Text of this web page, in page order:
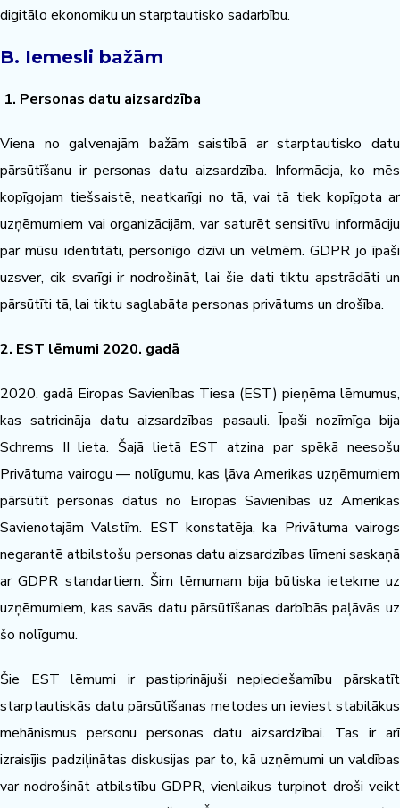
digitālo ekonomiku un starptautisko sadarbību.
B. Iemesli bažām
1. Personas datu aizsardzība
Viena no galvenajām bažām saistībā ar starptautisko datu
pārsūtīšanu ir personas datu aizsardzība. Informācija, ko mēs
kopīgojam tiešsaistē, neatkarīgi no tā, vai tā tiek kopīgota ar
uzņēmumiem vai organizācijām, var saturēt sensitīvu informāciju
par mūsu identitāti, personīgo dzīvi un vēlmēm. GDPR jo īpaši
uzsver, cik svarīgi ir nodrošināt, lai šie dati tiktu apstrādāti un
pārsūtīti tā, lai tiktu saglabāta personas privātums un drošība.
2. EST lēmumi 2020. gadā
2020. gadā Eiropas Savienības Tiesa (EST) pieņēma lēmumus,
kas satricināja datu aizsardzības pasauli. Īpaši nozīmīga bija
Schrems II lieta. Šajā lietā EST atzina par spēkā neesošu
Privātuma vairogu — nolīgumu, kas ļāva Amerikas uzņēmumiem
pārsūtīt personas datus no Eiropas Savienības uz Amerikas
Savienotajām Valstīm. EST konstatēja, ka Privātuma vairogs
negarantē atbilstošu personas datu aizsardzības līmeni saskaņā
ar GDPR standartiem. Šim lēmumam bija būtiska ietekme uz
uzņēmumiem, kas savās datu pārsūtīšanas darbībās paļāvās uz
šo nolīgumu.
Šie EST lēmumi ir pastiprinājuši nepieciešamību pārskatīt
starptautiskās datu pārsūtīšanas metodes un ieviest stabilākus
mehānismus personu personas datu aizsardzībai. Tas ir arī
izraisījis padziļinātas diskusijas par to, kā uzņēmumi un valdības
var nodrošināt atbilstību GDPR, vienlaikus turpinot droši veikt